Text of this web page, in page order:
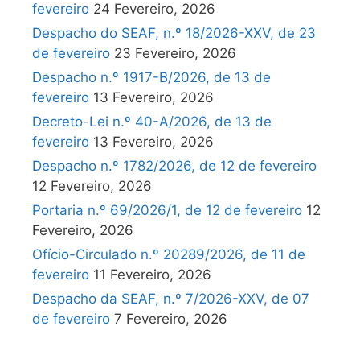
fevereiro 24 Fevereiro, 2026
Despacho do SEAF, n.º 18/2026-XXV, de 23
de fevereiro 23 Fevereiro, 2026
Despacho n.º 1917-B/2026, de 13 de
fevereiro 13 Fevereiro, 2026
Decreto-Lei n.º 40-A/2026, de 13 de
fevereiro 13 Fevereiro, 2026
Despacho n.º 1782/2026, de 12 de fevereiro
12 Fevereiro, 2026
Portaria n.º 69/2026/1, de 12 de fevereiro 12
Fevereiro, 2026
Ofício-Circulado n.º 20289/2026, de 11 de
fevereiro 11 Fevereiro, 2026
Despacho da SEAF, n.º 7/2026-XXV, de 07
de fevereiro 7 Fevereiro, 2026